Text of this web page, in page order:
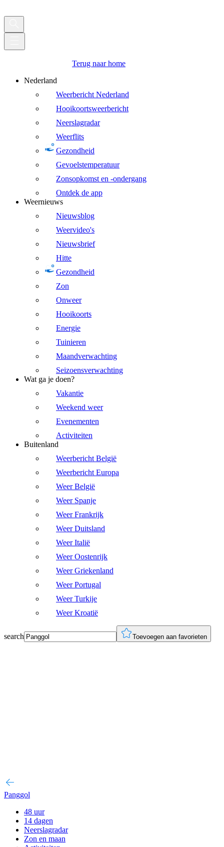
Terug naar home
Nederland
Weerbericht Nederland
Hooikoortsweerbericht
Neerslagradar
Weerflits
Gezondheid
Gevoelstemperatuur
Zonsopkomst en -ondergang
Ontdek de app
Weernieuws
Nieuwsblog
Weervideo's
Nieuwsbrief
Hitte
Gezondheid
Zon
Onweer
Hooikoorts
Energie
Tuinieren
Maandverwachting
Seizoensverwachting
Wat ga je doen?
Vakantie
Weekend weer
Evenementen
Activiteiten
Buitenland
Weerbericht België
Weerbericht Europa
Weer België
Weer Spanje
Weer Frankrijk
Weer Duitsland
Weer Italië
Weer Oostenrijk
Weer Griekenland
Weer Portugal
Weer Turkije
Weer Kroatië
search Toevoegen aan favorieten
Panggol
48 uur
14 dagen
Neerslagradar
Zon en maan